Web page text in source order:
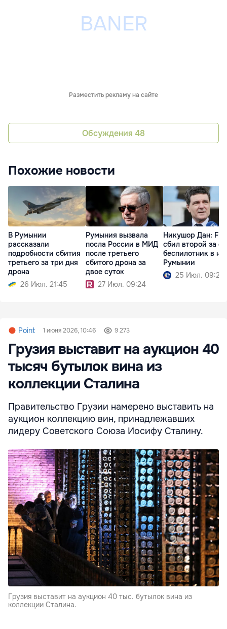
Разместить рекламу на сайте
Обсуждения 48
Похожие новости
В Румынии
рассказали
подробности сбития
третьего за три дня
дрона
26 Июл. 21:45
Румыния вызвала
посла России в МИД
после третьего
сбитого дрона за
двое суток
27 Июл. 09:24
Никушор Дан: F-
сбил второй за
беспилотник в
Румынии
25 Июл. 09:25
Point 1 июня 2026, 10:46 9 273
Грузия выставит на аукцион 40
тысяч бутылок вина из
коллекции Сталина
Правительство Грузии намерено выставить на
аукцион коллекцию вин, принадлежавших
лидеру Советского Союза Иосифу Сталину.
Грузия выставит на аукцион 40 тыс. бутылок вина из
коллекции Сталина.